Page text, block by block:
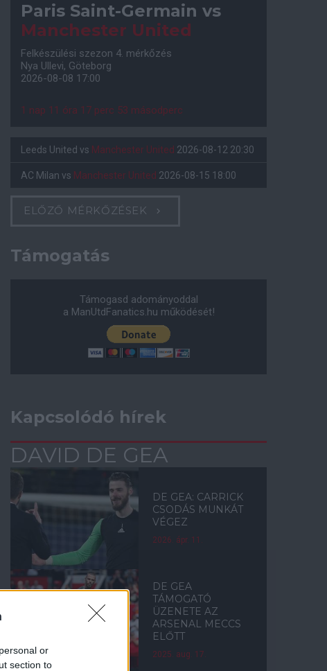
or
section to
Paris Saint-Germain vs
Manchester United
Felkészülési szezon 4. mérkőzés
Nya Ullevi, Göteborg
2026-08-08 17:00
1 nap 11 óra 17 perc 52 másodperc
Leeds United vs Manchester United 2026-08-12 20:30
AC Milan vs Manchester United 2026-08-15 18:00
ELŐZŐ MÉRKŐZÉSEK
Támogatás
Támogasd adományoddal
a ManUtdFanatics.hu működését!
Kapcsolódó hírek
DAVID DE GEA
DE GEA: CARRICK
CSODÁS MUNKÁT
VÉGEZ
2026. ápr. 11.
DE GEA
TÁMOGATÓ
ÜZENETE AZ
ARSENAL MECCS
ELŐTT
2025. aug. 17.